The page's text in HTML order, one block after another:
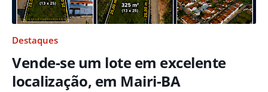
Destaques
Vende-se um lote em excelente
localização, em Mairi-BA